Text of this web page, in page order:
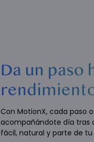
Da un paso
Con MotionX, cada paso
acompañándote día tras
fácil, natural y parte de tu